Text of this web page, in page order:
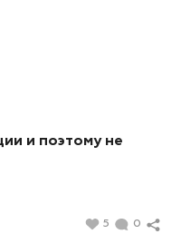
и поэтому не
5 0